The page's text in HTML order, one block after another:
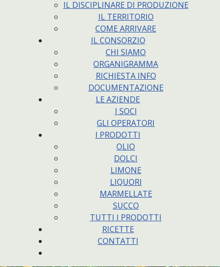
IL DISCIPLINARE DI PRODUZIONE
IL TERRITORIO
COME ARRIVARE
IL CONSORZIO
CHI SIAMO
ORGANIGRAMMA
RICHIESTA INFO
DOCUMENTAZIONE
LE AZIENDE
I SOCI
GLI OPERATORI
I PRODOTTI
OLIO
DOLCI
LIMONE
LIQUORI
MARMELLATE
SUCCO
TUTTI I PRODOTTI
RICETTE
CONTATTI